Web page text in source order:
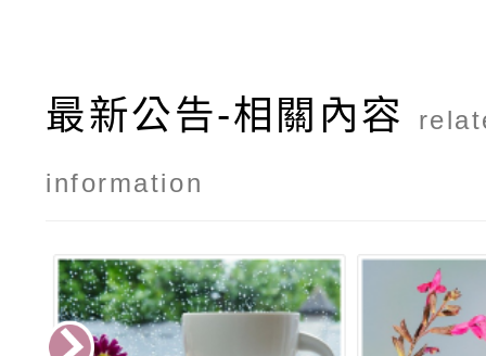
最新公告-相關內容
information